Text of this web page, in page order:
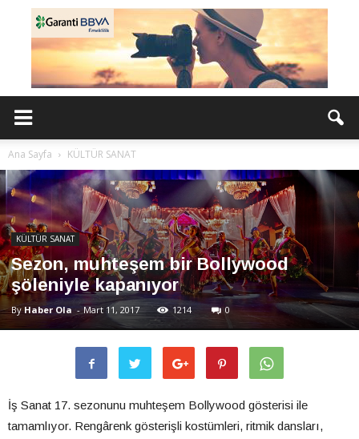
Ana Sayfa KÜLTÜR SANAT
KÜLTÜR SANAT
Sezon, muhteşem bir Bollywood
şöleniyle kapanıyor
By Haber Ola - Mart 11, 2017 1214 0
İş Sanat 17. sezonunu muhteşem Bollywood gösterisi ile
tamamlıyor. Rengârenk gösterişli kostümleri, ritmik dansları,